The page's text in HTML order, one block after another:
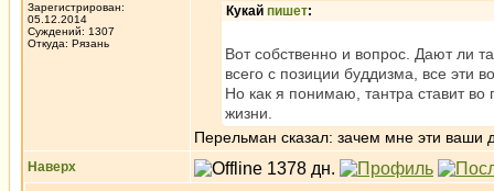
Зарегистрирован:
05.12.2014
Суждений: 1307
Откуда: Рязань
Кукай пишет:
Вот собственно и вопрос. Дают ли
всего с позиции буддизма, все эти
Но как я понимаю, тантра ставит
жизни.
Перельман сказал: зачем мне эти ваши
Наверх